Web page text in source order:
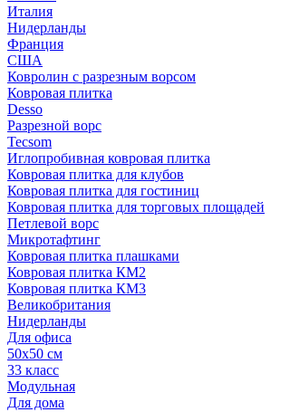
Италия
Нидерланды
Франция
США
Ковролин с разрезным ворсом
Ковровая плитка
Desso
Разрезной ворс
Tecsom
Иглопробивная ковровая плитка
Ковровая плитка для клубов
Ковровая плитка для гостиниц
Ковровая плитка для торговых площадей
Петлевой ворс
Микротафтинг
Ковровая плитка плашками
Ковровая плитка КМ2
Ковровая плитка КМ3
Великобритания
Нидерланды
Для офиса
50х50 см
33 класс
Модульная
Для дома